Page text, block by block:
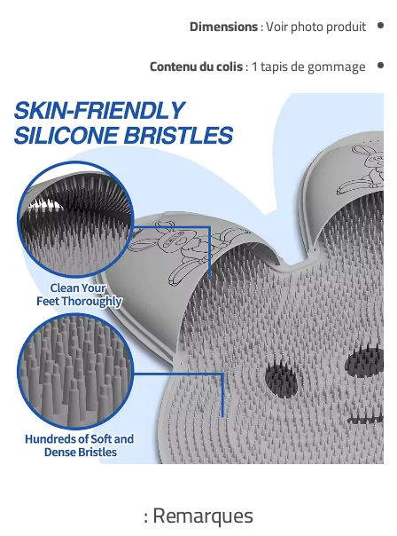
Dimensions: Voir photo produit
Contenu du colis: 1 tapis de gommage
Remarques :